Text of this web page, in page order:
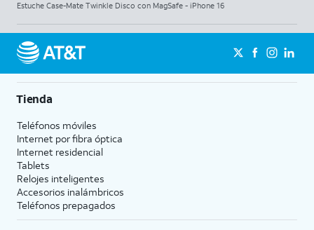
Estuche Case-Mate Twinkle Disco con MagSafe - iPhone 16
Tienda
Teléfonos móviles
Internet por fibra óptica
Internet residencial
Tablets
Relojes inteligentes
Accesorios inalámbricos
Teléfonos prepagados